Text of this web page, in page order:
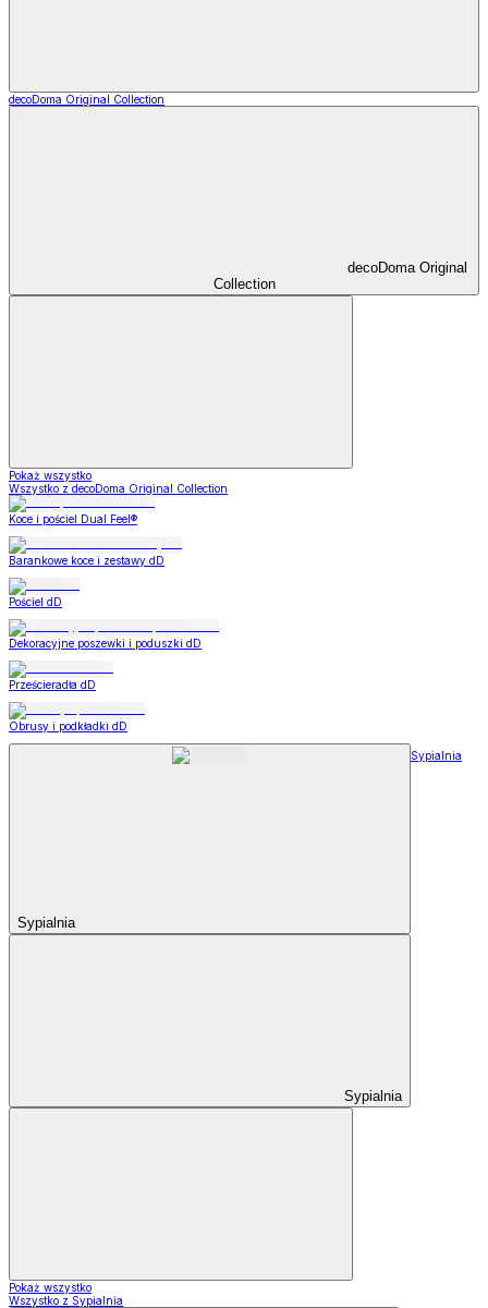
decoDoma Original Collection
decoDoma Original
Collection
Pokaż wszystko
Wszystko z decoDoma Original Collection
Koce i pościel Dual Feel®
Barankowe koce i zestawy dD
Pościel dD
Dekoracyjne poszewki i poduszki dD
Prześcieradła dD
Obrusy i podkładki dD
Sypialnia
Sypialnia
Sypialnia
Pokaż wszystko
Wszystko z Sypialnia